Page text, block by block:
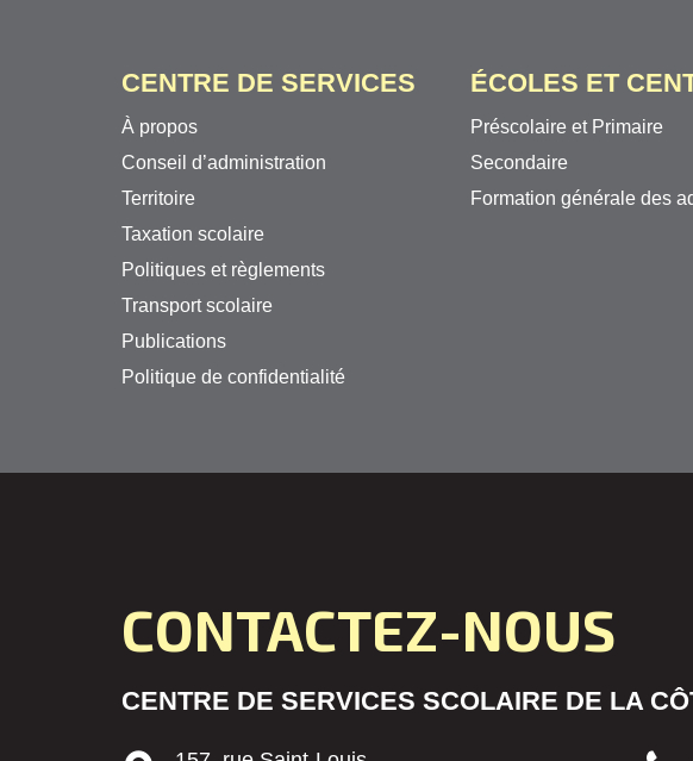
CENTRE DE SERVICES
À propos
Conseil d’administration
Territoire
Taxation scolaire
Politiques et règlements
Transport scolaire
Publications
Politique de confidentialité
ÉCOLES ET
Préscolaire et Primaire
Secondaire
Formation générale des
CONTACTEZ-NOUS
CENTRE DE SERVICES SCOLAIRE DE LA